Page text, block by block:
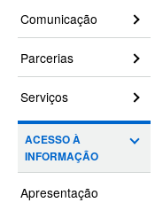
Comunicação
Parcerias
Serviços
ACESSO À
INFORMAÇÃO
Apresentação